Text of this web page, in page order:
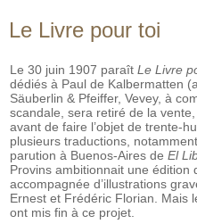
Le Livre pour toi
Le 30 juin 1907 paraît Le Livre
dédiés à Paul de Kalbermatten
Säuberlin & Pfeiffer, Vevey, à
scandale, sera retiré de la
avant de faire l’objet de trente-
plusieurs traductions,
parution à Buenos-Aires de El
Provins ambitionnait une édition
accompagnée d’illustrations
Ernest et Frédéric Florian. Mais
ont mis fin à ce projet.